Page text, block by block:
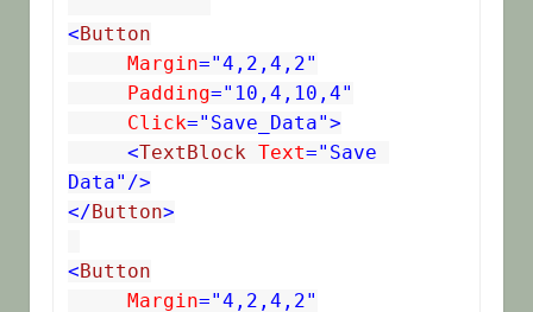
<Button
Margin="4,2,4,2"
Padding="10,4,10,4"
Click="Save_Data">
<TextBlock Text="Save
Data"/>
</Button>
<Button
Margin="4,2,4,2"